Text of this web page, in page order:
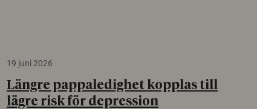
19 juni 2026
Längre pappaledighet kopplas till
lägre risk för depression